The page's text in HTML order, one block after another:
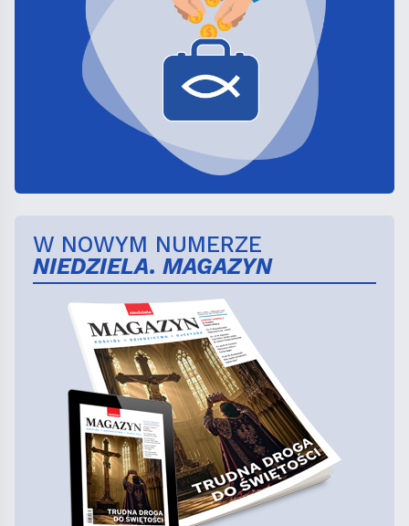
W NOWYM NUMERZE
NIEDZIELA. MAGAZYN